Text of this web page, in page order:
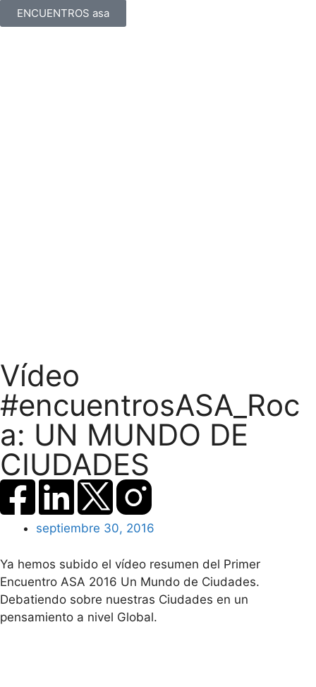
ENCUENTROS asa
Vídeo
#encuentrosASA_Roc
a: UN MUNDO DE
CIUDADES
septiembre 30, 2016
Ya hemos subido el vídeo resumen del Primer
Encuentro ASA 2016 Un Mundo de Ciudades.
Debatiendo sobre nuestras Ciudades en un
pensamiento a nivel Global.